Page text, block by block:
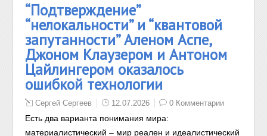
“Подтверждение”
“нелокальности” и “квантовой
запутанности” Аленом Аспе,
Джоном Клаузером и Антоном
Цайлингером оказалось
ошибкой технологии
Сергей Сергеев 12.07.2026 0 Комментарии
Есть два варианта понимания мира:
материалистический – мир реален и идеалистический